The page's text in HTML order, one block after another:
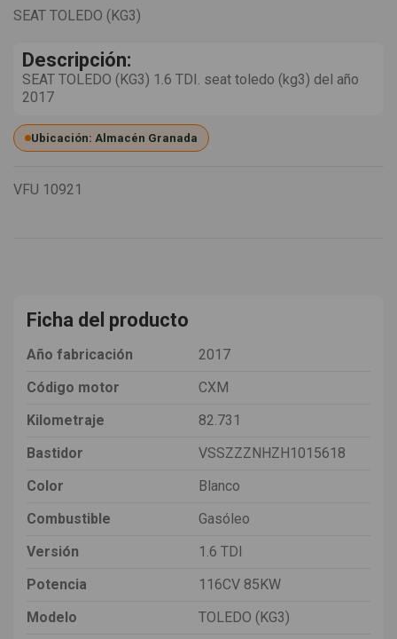
SEAT TOLEDO (KG3)
Descripción:
SEAT TOLEDO (KG3) 1.6 TDI. seat toledo (kg3) del año
2017
Ubicación: Almacén Granada
VFU 10921
Ficha del producto
Año fabricación
2017
Código motor
CXM
Kilometraje
82.731
Bastidor
VSSZZZNHZH1015618
Color
Blanco
Combustible
Gasóleo
Versión
1.6 TDI
Potencia
116CV 85KW
Modelo
TOLEDO (KG3)